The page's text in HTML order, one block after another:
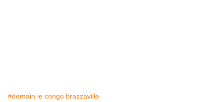
#demain le congo brazzaville